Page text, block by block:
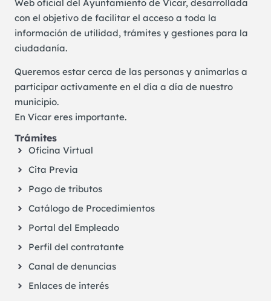
Web oficial del Ayuntamiento de Vícar, desarrollada
con el objetivo de facilitar el acceso a toda la
información de utilidad, trámites y gestiones para la
ciudadanía.
Queremos estar cerca de las personas y animarlas a
participar activamente en el día a día de nuestro
municipio.
En Vícar eres importante.
Trámites
Oficina Virtual
Cita Previa
Pago de tributos
Catálogo de Procedimientos
Portal del Empleado
Perfil del contratante
Canal de denuncias
Enlaces de interés